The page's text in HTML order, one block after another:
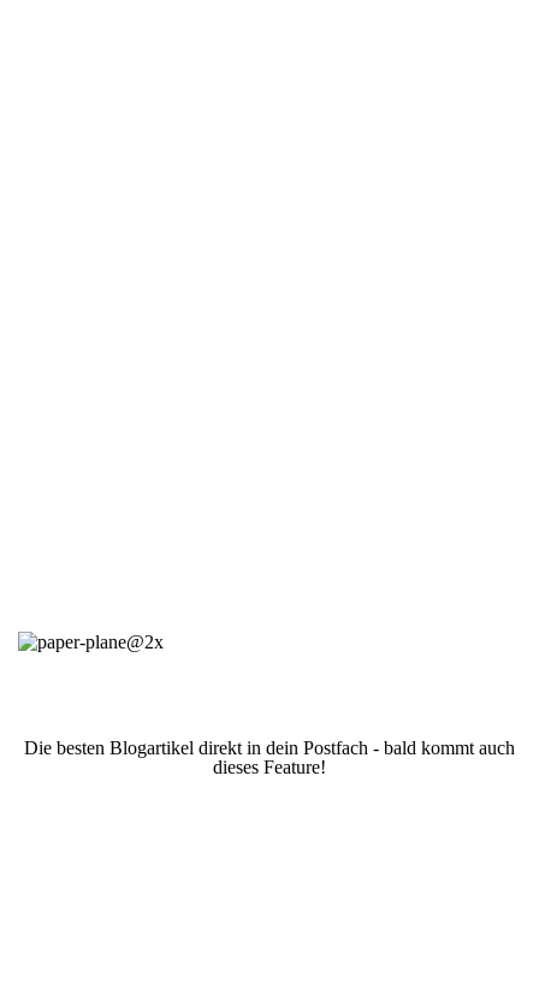
Die besten Blogartikel direkt in dein Postfach - bald kommt auch
dieses Feature!